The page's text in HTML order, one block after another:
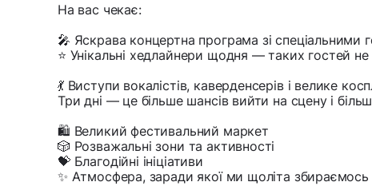
На вас чекає:
🎤 Яскрава концертна програма зі спеціальними
⭐️ Унікальні хедлайнери щодня — таких гостей
💃 Виступи вокалістів, каверденсерів і велике
Три дні — це більше шансів вийти на сцену і
🛍 Великий фестивальний маркет
🎲 Розважальні зони та активності
💝 Благодійні ініціативи
✨ Атмосфера, заради якої ми щоліта